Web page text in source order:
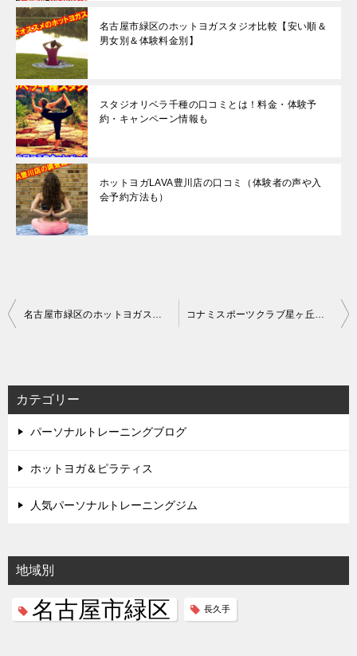
名古屋市緑区のホットヨガスタジオ比較【安い順＆
男女別＆体験料金別】
スタジオリベラ千種の口コミとは！料金・体験予
約・キャンペーン情報も
ホットヨガLAVA豊川店の口コミ（体験者の声や入
会予約方法も）
投
ビ
ゲ
ー
シ
名古屋市緑区のホットヨガスタジオ比較【安い順＆男女別＆体験料金別】 コナミスポーツクラブ星ヶ丘店の評判＆口コミ！料金や特徴も【ジムでヨガ】
カテゴリー
パーソナルトレーニングブログ
ホットヨガ＆ピラティス
人気パーソナルトレーニングジム
地域別
名古屋市緑区 長久手